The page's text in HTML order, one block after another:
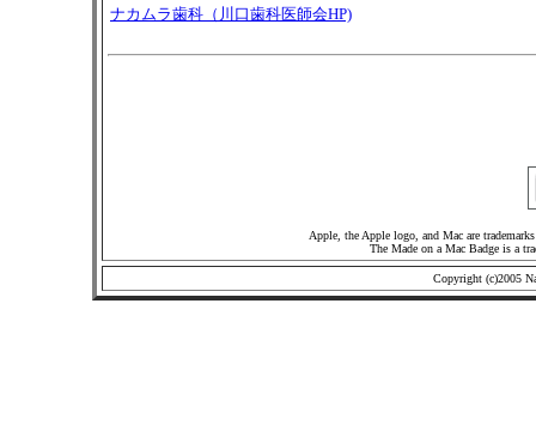
ナカムラ歯科（川口歯科医師会HP)
Apple, the Apple logo, and Mac are
The Made on a Mac Badge is a
Copyright (c)2005